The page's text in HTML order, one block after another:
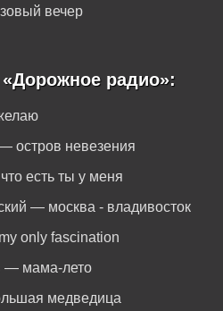
вечер
радио»:
остров невезения
есть ты у меня
— москва - владивосток
only fascination
— мама-лето
медведица